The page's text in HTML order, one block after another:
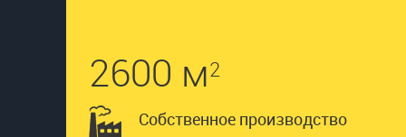
2600 м2
Собственное производство